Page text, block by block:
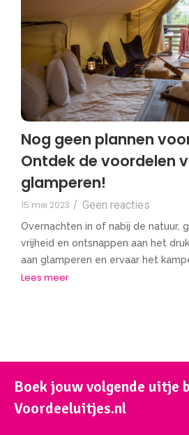
Nog geen plannen
Ontdek de voordelen
glamperen!
15 mei 2023 / Geen reacties
Overnachten in of nabij de natuur,
vrijheid en ontsnappen aan het
aan glamperen en ervaar het
Lees meer
Boek jouw volgende uitje
Voordeeluitjes.nl